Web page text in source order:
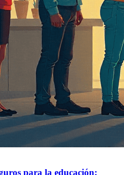
para la educación: